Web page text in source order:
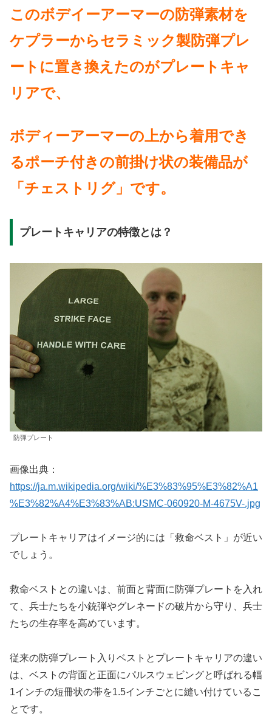
このボデイーアーマーの防弾素材を
ケプラーからセラミック製防弾プレ
ートに置き換えたのがプレートキャ
リアで、
ボディーアーマーの上から着用でき
るポーチ付きの前掛け状の装備品が
「チェストリグ」です。
プレートキャリアの特徴とは？
防弾プレート
画像出典：
https://ja.m.wikipedia.org/wiki/%E3%83%95%E3%82%A1
%E3%82%A4%E3%83%AB:USMC-060920-M-4675V-.jpg
プレートキャリアはイメージ的には「救命ベスト」が近い
でしょう。
救命ベストとの違いは、前面と背面に防弾プレートを入れ
て、兵士たちを小銃弾やグレネードの破片から守り、兵士
たちの生存率を高めています。
従来の防弾プレート入りベストとプレートキャリアの違い
は、ベストの背面と正面にパルスウェビングと呼ばれる幅
1インチの短冊状の帯を1.5インチごとに縫い付けているこ
とです。